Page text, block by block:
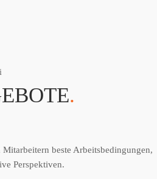
.
beste Arbeitsbedingungen,
Perspektiven.